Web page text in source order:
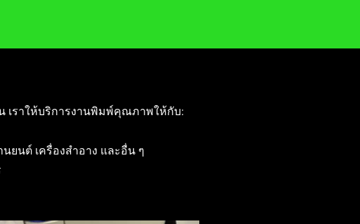
เราให้บริการงานพิมพ์คุณภาพให้กับ:
ยนต์ เครื่องสำอาง และอื่น ๆ